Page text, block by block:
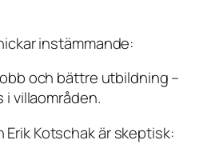
instämmande:
och bättre utbildning –
villaområden.
Erik Kotschak är skeptisk: